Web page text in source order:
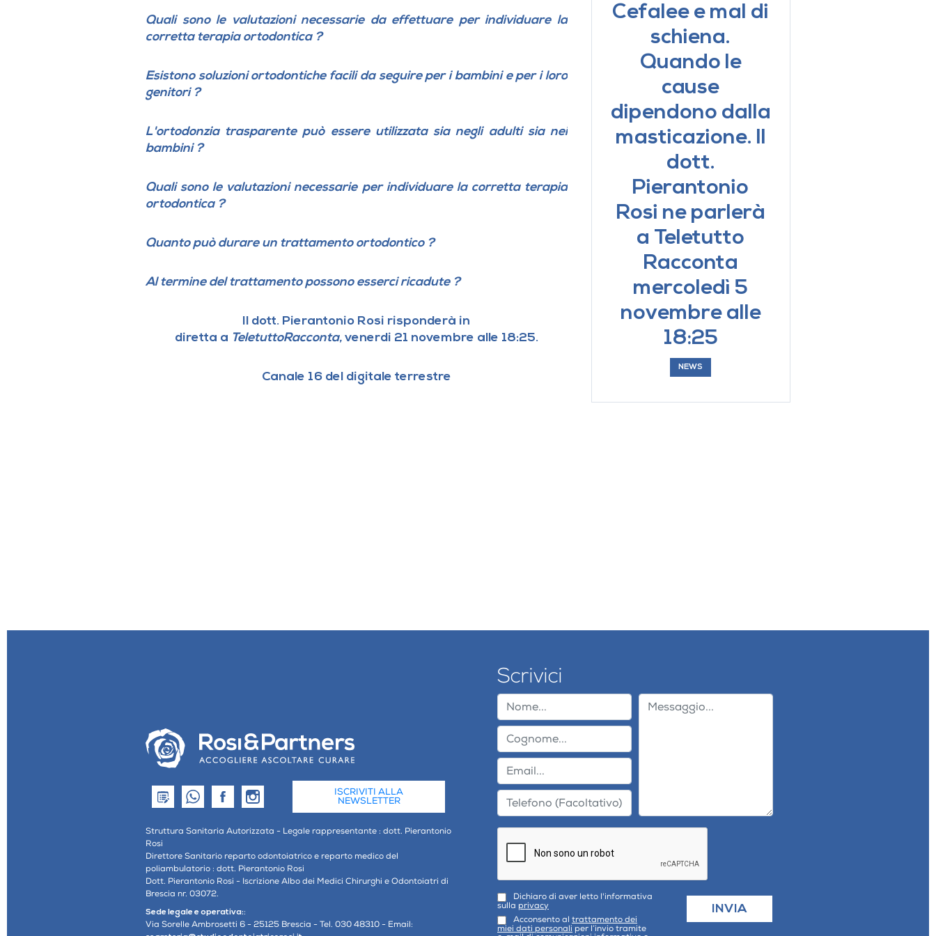
Quali sono le valutazioni necessarie da effettuare per individuare la
corretta terapia ortodontica ?
Esistono soluzioni ortodontiche facili da seguireper i bambini e per i loro
genitori ?
L'ortodonzia trasparente può essere utilizzatasia negli adulti sia nei
bambini ?
Quali sono le valutazioni necessarie per individuare la corretta terapia
ortodontica ?
Quanto può durare un trattamento ortodontico ?
Al termine del trattamentopossono esserci ricadute ?
Il dott. Pierantonio Rosi risponderà in
diretta a TeletuttoRacconta,venerdi 21 novembre alle 18:25.
Canale 16 del digitale terrestre
Cefalee e mal di
schiena.
Quando le
cause
dipendono dalla
masticazione. Il
dott.
Pierantonio
Rosi ne parlerà
a Teletutto
Racconta
mercoledì 5
novembre alle
18:25
NEWS
ISCRIVITI ALLA
NEWSLETTER
Struttura Sanitaria Autorizzata - Legale rappresentante : dott. Pierantonio
Rosi
Direttore Sanitario reparto odontoiatrico e reparto medico del
poliambulatorio : dott. Pierantonio Rosi
Dott. Pierantonio Rosi - Iscrizione Albo dei Medici Chirurghi e Odontoiatri di
Brescia nr. 03072.
Sede legale e operativa::
Via Sorelle Ambrosetti 6 - 25125 Brescia - Tel. 030 48310 - Email:
Scrivici
Dichiaro di aver letto l'informativa
sulla privacy
Acconsento al trattamento dei
miei dati personali per l’invio tramite